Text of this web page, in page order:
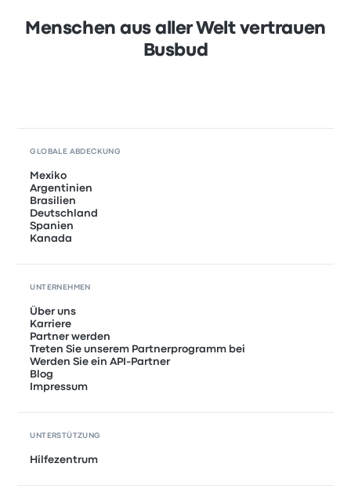
Menschen aus aller Welt vertrauen
Busbud
GLOBALE ABDECKUNG
Mexiko
Argentinien
Brasilien
Deutschland
Spanien
Kanada
UNTERNEHMEN
Über uns
Karriere
Partner werden
Treten Sie unserem Partnerprogramm bei
Werden Sie ein API-Partner
Blog
Impressum
UNTERSTÜTZUNG
Hilfezentrum